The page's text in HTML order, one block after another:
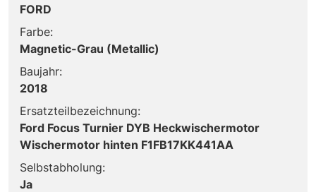
FORD
Farbe:
Magnetic-Grau (Metallic)
Baujahr:
2018
Ersatzteilbezeichnung:
Ford Focus Turnier DYB Heckwischermotor
Wischermotor hinten F1FB17KK441AA
Selbstabholung:
Ja